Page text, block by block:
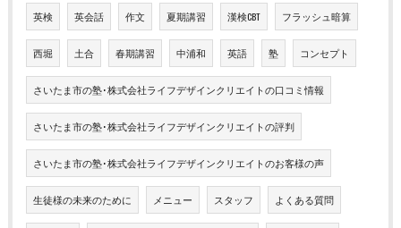
英検 英会話 作文 夏期講習 漢検CBT フラッシュ暗算
西堀 土合 春期講習 中浦和 英語 塾 コンセプト
さいたま市の塾･株式会社ライフデザインクリエイトの口コミ情報
さいたま市の塾･株式会社ライフデザインクリエイトの評判
さいたま市の塾･株式会社ライフデザインクリエイトのお客様の声
生徒様の未来のために メニュー スタッフ よくある質問